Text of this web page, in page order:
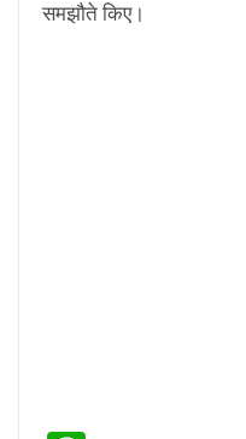
समझौते किए।